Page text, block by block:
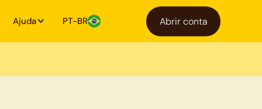
Ajuda PT-BR Abrir conta